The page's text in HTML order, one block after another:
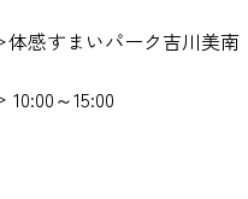
体感すまいパーク吉川美南
～15:00